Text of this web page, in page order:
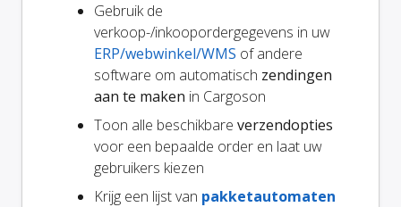
Gebruik de
verkoop-/inkoopordergegevens in uw
ERP/webwinkel/WMS of andere
software om automatisch zendingen
aan te maken in Cargoson
Toon alle beschikbare verzendopties
voor een bepaalde order en laat uw
gebruikers kiezen
Krijg een lijst van pakketautomaten